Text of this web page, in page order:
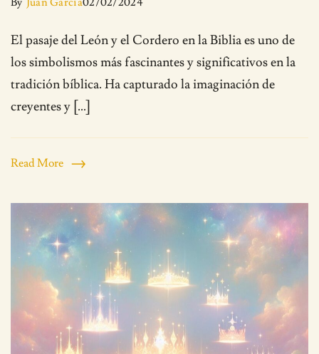
El pasaje del León y el Cordero en la Biblia es uno de
los simbolismos más fascinantes y significativos en la
tradición bíblica. Ha capturado la imaginación de
creyentes y […]
Read More